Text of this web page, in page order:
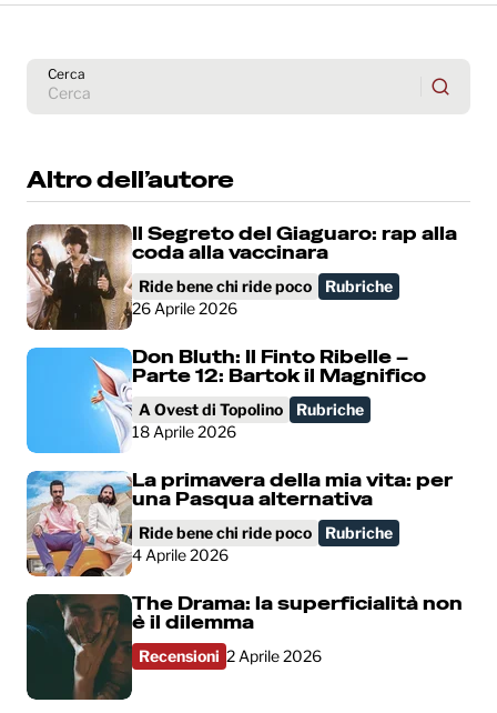
Cerca
Altro dell’autore
Il Segreto del Giaguaro: rap alla
coda alla vaccinara
Ride bene chi ride poco
Rubriche
26 Aprile 2026
Don Bluth: Il Finto Ribelle –
Parte 12: Bartok il Magnifico
A Ovest di Topolino
Rubriche
18 Aprile 2026
La primavera della mia vita: per
una Pasqua alternativa
Ride bene chi ride poco
Rubriche
4 Aprile 2026
The Drama: la superficialità non
è il dilemma
Recensioni 2 Aprile 2026